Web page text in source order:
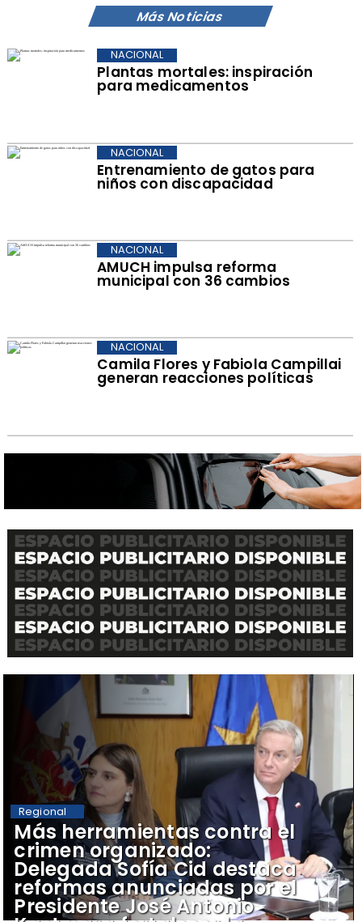
Más Noticias
Plantas mortales: inspiración
para medicamentos
NACIONAL
Entrenamiento de gatos para
niños con discapacidad
NACIONAL
AMUCH impulsa reforma
municipal con 36 cambios
NACIONAL
Camila Flores y Fabiola Campillai
generan reacciones políticas
NACIONAL
​Más herramientas contra el
crimen organizado:
Delegada Sofía Cid destaca
reformas anunciadas por el
Presidente José Antonio
Regional